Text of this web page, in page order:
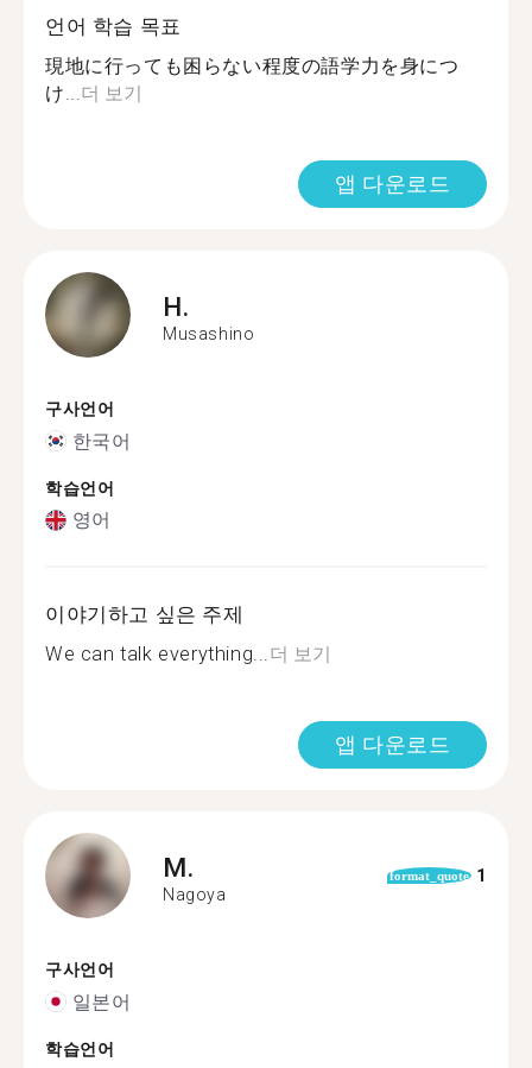
언어 학습 목표
現地に行っても困らない程度の語学力を身につ
け...더 보기
앱 다운로드
H.
Musashino
구사언어
한국어
학습언어
영어
이야기하고 싶은 주제
We can talk everything...더 보기
앱 다운로드
M.
Nagoya
format_quote 1
구사언어
일본어
학습언어